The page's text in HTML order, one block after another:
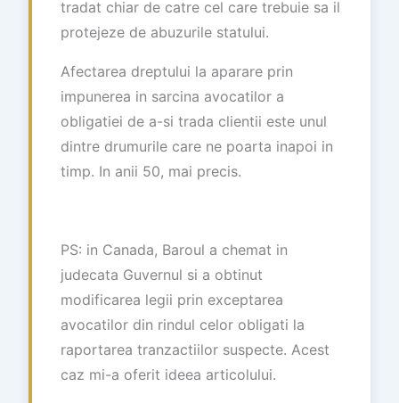
tradat chiar de catre cel care trebuie sa il
protejeze de abuzurile statului.
Afectarea dreptului la aparare prin
impunerea in sarcina avocatilor a
obligatiei de a-si trada clientii este unul
dintre drumurile care ne poarta inapoi in
timp. In anii 50, mai precis.
PS: in Canada, Baroul a chemat in
judecata Guvernul si a obtinut
modificarea legii prin exceptarea
avocatilor din rindul celor obligati la
raportarea tranzactiilor suspecte. Acest
caz mi-a oferit ideea articolului.